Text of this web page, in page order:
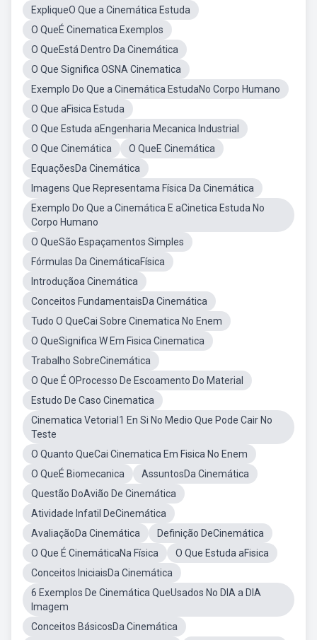
ExpliqueO Que a Cinemática Estuda
O QueÉ Cinematica Exemplos
O QueEstá Dentro Da Cinemática
O Que Significa OSNA Cinematica
Exemplo Do Que a Cinemática EstudaNo Corpo Humano
O Que aFisica Estuda
O Que Estuda aEngenharia Mecanica Industrial
O Que Cinemática
O QueE Cinemática
EquaçõesDa Cinemática
Imagens Que Representama Física Da Cinemática
Exemplo Do Que a Cinemática E aCinetica Estuda No
Corpo Humano
O QueSão Espaçamentos Simples
Fórmulas Da CinemáticaFísica
Introduçãoa Cinemática
Conceitos FundamentaisDa Cinemática
Tudo O QueCai Sobre Cinematica No Enem
O QueSignifica W Em Fisica Cinematica
Trabalho SobreCinemática
O Que É OProcesso De Escoamento Do Material
Estudo De Caso Cinematica
Cinematica Vetorial1 En Si No Medio Que Pode Cair No
Teste
O Quanto QueCai Cinematica Em Fisica No Enem
O QueÉ Biomecanica
AssuntosDa Cinemática
Questão DoAvião De Cinemática
Atividade Infatil DeCinemática
AvaliaçãoDa Cinemática
Definição DeCinemática
O Que É CinemáticaNa Física
O Que Estuda aFisica
Conceitos IniciaisDa Cinemática
6 Exemplos De Cinemática QueUsados No DIA a DIA
Imagem
Conceitos BásicosDa Cinemática